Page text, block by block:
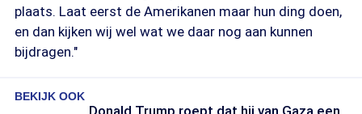
plaats. Laat eerst de Amerikanen maar hun ding doen,
en dan kijken wij wel wat we daar nog aan kunnen
bijdragen."
BEKIJK OOK
Donald Trump roept dat hij van Gaza een